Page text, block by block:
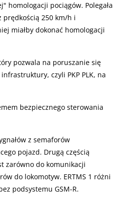
homologacji pociągów. Polegała
prędkością 250 km/h i
miałby dokonać homologacji
pozwala na poruszanie się
czyli PKP PLK, na
bezpiecznego sterowania
z semaforów
pojazd. Drugą częścią
zarówno do komunikacji
do lokomotyw. ERTMS 1 różni
podsystemu GSM-R.